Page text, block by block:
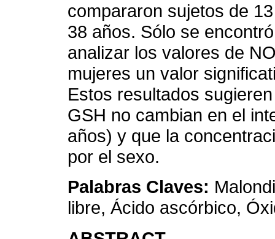
compararon sujetos de
38 años. Sólo se
analizar los valores de
mujeres un valor
Estos resultados
GSH no cambian en el
años) y que la
por el sexo.
Palabras Claves:
libre, Ácido ascórbico,